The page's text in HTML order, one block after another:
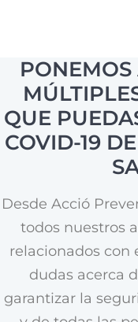
QUE
COVID-19
Desde Acció
todos nuestros
relacionados con
dudas acerca
garantizar la